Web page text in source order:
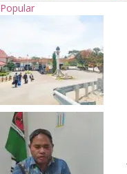
Popular